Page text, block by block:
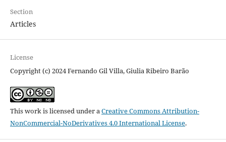
Section
Articles
License
Copyright (c) 2024 Fernando Gil Villa, Giulia Ribeiro Barão
This work is licensed under aCreative Commons Attribution-
NonCommercial-NoDerivatives 4.0 International License.